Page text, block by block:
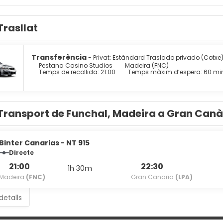
at home in one of the 77 air-conditioned rooms featuring
programming provide entertainment, while complimentary
as well as laptop-compatible safes and desks.
of the aparthotel's room service (during limited hours).
include dry cleaning/laundry services, a 24-hour front
Transferència- Privat: Estàndard Traslado privado (Cotxe)
Pestana Casino Studios
Madeira (FNC)
Temps de recollida: 21:00 Temps màxim d’espera: 60
de Funchal, Madeira a Gran
Binter Canarias - NT 915
Directe
21:00
Madeira (FNC)
1h 30m 22:30
Gran Canaria (LPA)